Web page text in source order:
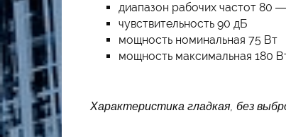
диапазон рабочих частот 80
чувствительность 90 дБ
мощность номинальная 75 Вт
мощность максимальная 180
Характеристика гладкая, без